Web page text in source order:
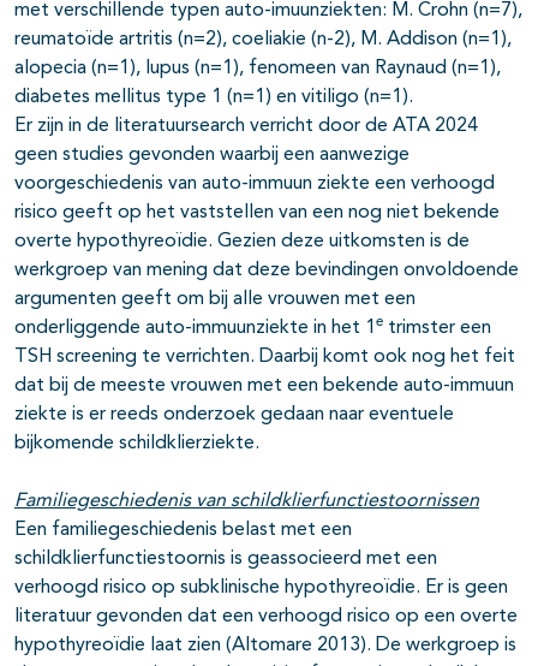
met verschillende typen auto-imuunziekten: M. Crohn (n=7),
reumatoïde artritis (n=2), coeliakie (n-2), M. Addison (n=1),
alopecia (n=1), lupus (n=1), fenomeen van Raynaud (n=1),
diabetes mellitus type 1 (n=1) en vitiligo (n=1).
Er zijn in de literatuursearch verricht door de ATA 2024
geen studies gevonden waarbij een aanwezige
voorgeschiedenis van auto-immuun ziekte een verhoogd
risico geeft op het vaststellen van een nog niet bekende
overte hypothyreoïdie. Gezien deze uitkomsten is de
werkgroep van mening dat deze bevindingen onvoldoende
argumenten geeft om bij alle vrouwen met een
onderliggende auto-immuunziekte in het 1 e trimster een
TSH screening te verrichten. Daarbij komt ook nog het feit
dat bij de meeste vrouwen met een bekende auto-immuun
ziekte is er reeds onderzoek gedaan naar eventuele
bijkomende schildklierziekte.
Familiegeschiedenis van schildklierfunctiestoornissen
Een familiegeschiedenis belast met een
schildklierfunctiestoornis is geassocieerd met een
verhoogd risico op subklinische hypothyreoïdie. Er is geen
literatuur gevonden dat een verhoogd risico op een overte
hypothyreoïdie laat zien (Altomare 2013). De werkgroep is